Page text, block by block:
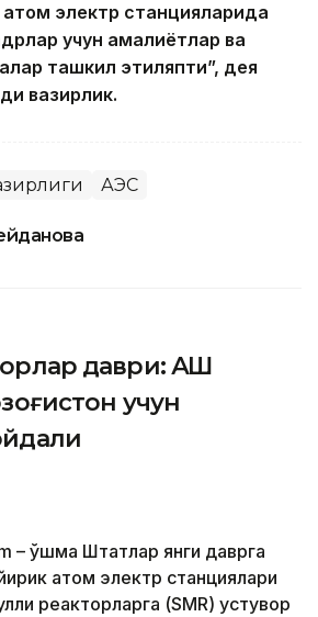
электр станцияларида
учун амалиётлар ва
ташкил этиляпти”, дея
вазирлик.
АЭС
даври: АҚШ
учун
– Қўшма Штатлар янги даврга
атом электр станциялари
реакторларга (SMR) устувор